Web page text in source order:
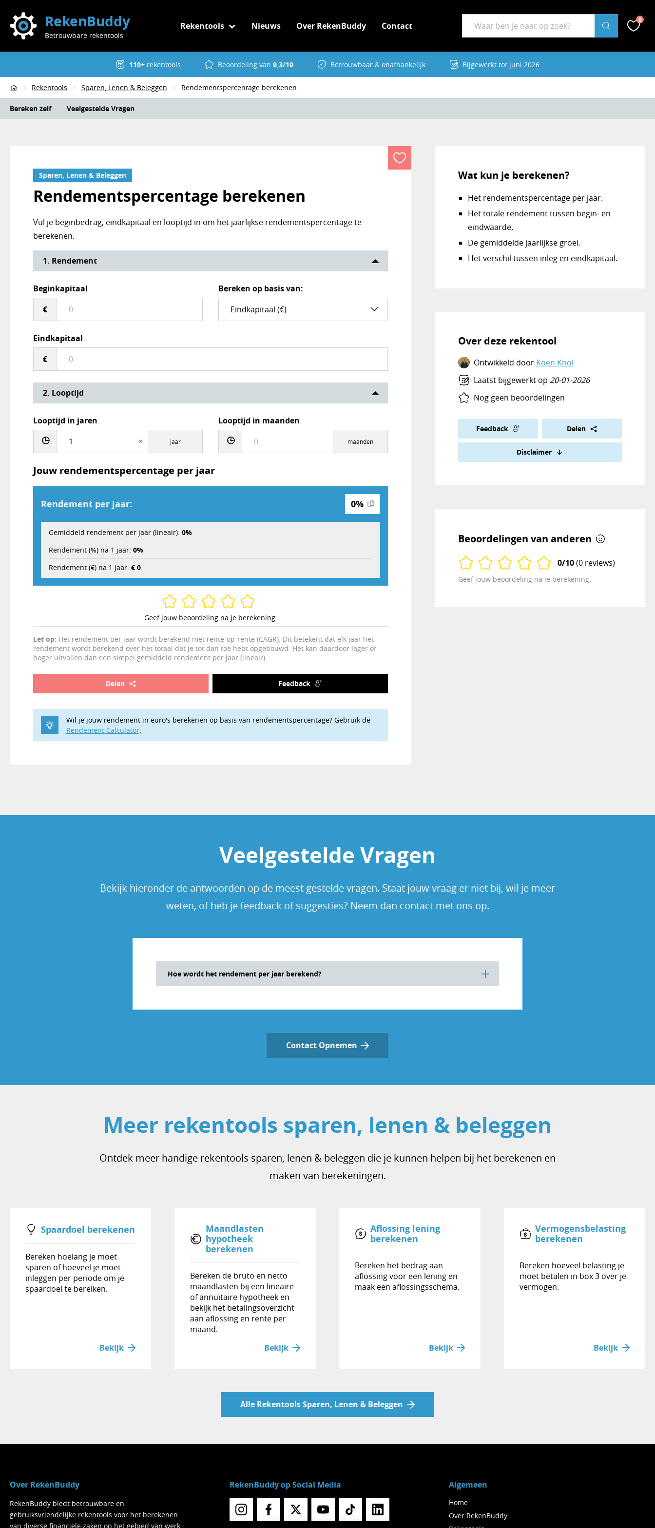
RekenBuddy
Betrouwbare rekentools
Rekentools Nieuws Over RekenBuddy Contact Zoek op RekenBuddy
Zoek
0
110+ rekentools Beoordeling van 9,3/10 Betrouwbaar & onafhankelijk Bijgewerkt tot juni 2026
Home Rekentools Sparen, Lenen & Beleggen Rendementspercentage berekenen
Bereken zelf Veelgestelde Vragen
Sparen, Lenen & Beleggen
Rendementspercentage berekenen
Vul je beginbedrag, eindkapitaal en looptijd in om het jaarlijkse rendementspercentage te
berekenen.
1. Rendement
Beginkapitaal
€
Bereken op basis van:
Eindkapitaal
€
2. Looptijd
Looptijd in jaren
🕒
× jaar
Looptijd in maanden
🕒
maanden
Jouw rendementspercentage per jaar
Rendement per jaar: 0%
Gemiddeld rendement per jaar (lineair): 0%
Rendement (%) na 1 jaar: 0%
Rendement (€) na 1 jaar: € 0
Geef jouw beoordeling na je berekening.
Let op: Het rendement per jaar wordt berekend met rente-op-rente (CAGR). Dit betekent dat elk jaar het
rendement wordt berekend over het totaal dat je tot dan toe hebt opgebouwd. Het kan daardoor lager of
hoger uitvallen dan een simpel gemiddeld rendement per jaar (lineair).
Delen Feedback
Wil je jouw rendement in euro's berekenen op basis van rendementspercentage? Gebruik de
Rendement Calculator.
Wat kun je berekenen?
Het rendementspercentage per jaar.
Het totale rendement tussen begin- en
eindwaarde.
De gemiddelde jaarlijkse groei.
Het verschil tussen inleg en eindkapitaal.
Over deze rekentool
Ontwikkeld door Koen Knol
Laatst bijgewerkt op 20-01-2026
Nog geen beoordelingen
Feedback Delen
Disclaimer
Beoordelingen van anderen
0/10(0 reviews)
Geef jouw beoordeling na je berekening.
Veelgestelde Vragen
Bekijk hieronder de antwoorden op de meest gestelde vragen. Staat jouw vraag er niet bij, wil je meer
weten, of heb je feedback of suggesties? Neem dan contact met ons op.
Hoe wordt het rendement per jaar berekend?
Daarnaast tonen we ook het gemiddeld rendement per jaar (lineair). Hierbij wordt het
Contact Opnemen
Meer rekentools sparen, lenen & beleggen
Ontdek meer handige rekentools sparen, lenen & beleggen die je kunnen helpen bij het berekenen en
maken van berekeningen.
Spaardoel berekenen
Bereken hoelang je moet
sparen of hoeveel je moet
inleggen per periode om je
spaardoel te bereiken.
Bekijk
Maandlasten
hypotheek
berekenen
Bereken de bruto en netto
maandlasten bij een lineaire
of annuïtaire hypotheek en
bekijk het betalingsoverzicht
aan aflossing en rente per
maand.
Bekijk
Aflossing lening
berekenen
Bereken het bedrag aan
aflossing voor een lening en
maak een aflossingsschema.
Bekijk
Vermogensbelasting
berekenen
Bereken hoeveel belasting je
moet betalen in box 3 over je
vermogen.
Bekijk
Alle Rekentools Sparen, Lenen & Beleggen
Over RekenBuddy
RekenBuddy biedt betrouwbare en
gebruiksvriendelijke rekentools voor het berekenen
van diverse financiële zaken op het gebied van werk
RekenBuddy op Social Media Algemeen
Home
Over RekenBuddy